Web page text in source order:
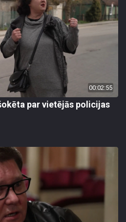
00:02:55
par vietējās policijas